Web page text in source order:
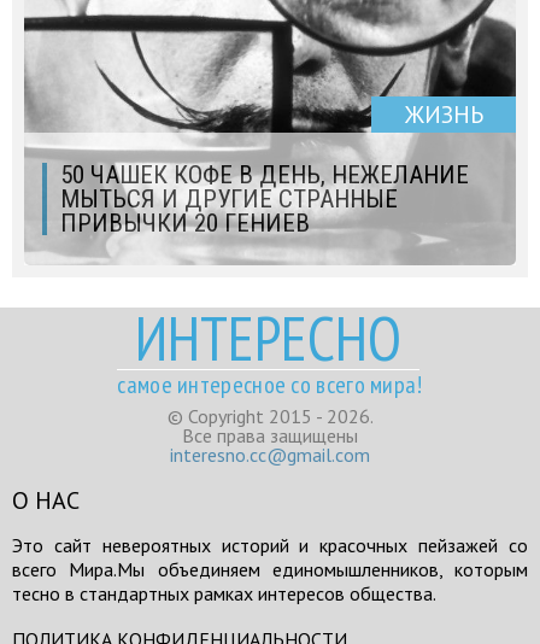
ЖИЗНЬ
50 ЧАШЕК КОФЕ В ДЕНЬ, НЕЖЕЛАНИЕ
МЫТЬСЯ И ДРУГИЕ СТРАННЫЕ
ПРИВЫЧКИ 20 ГЕНИЕВ
ИНТЕРЕСНО
самое интересное со всего мира!
© Copyright 2015 - 2026.
Все права защищены
interesno.cc@gmail.com
О НАС
Это сайт невероятных историй и красочных пейзажей со
всего Мира.Мы объединяем единомышленников, которым
тесно в стандартных рамках интересов общества.